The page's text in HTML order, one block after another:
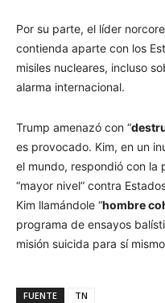
Por su parte, el líder
contienda aparte con los
misiles nucleares, incluso
alarma internacional.
Trump amenazó con “
es provocado. Kim, en un
el mundo, respondió con la
“mayor nivel” contra
Kim llamándole “hombre
programa de ensayos
misión suicida para sí
FUENTE
TN